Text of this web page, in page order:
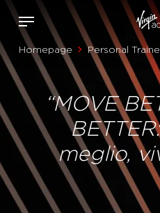
Homepage Personal
“MOVE
meglio,